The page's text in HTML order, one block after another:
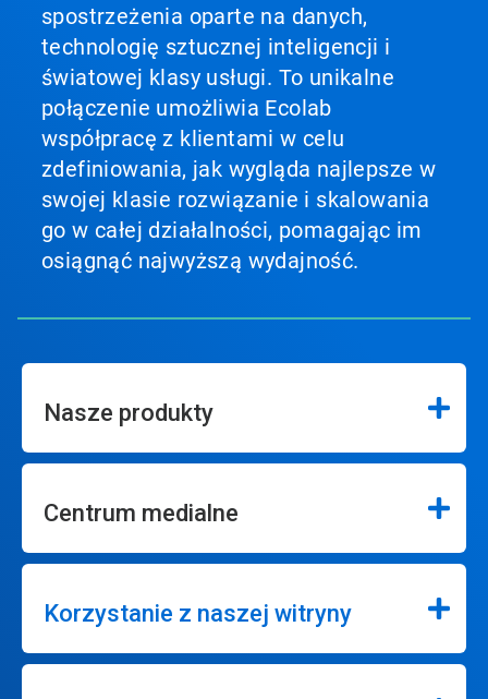
spostrzeżenia oparte na danych,
technologię sztucznej inteligencji i
światowej klasy usługi. To unikalne
połączenie umożliwia Ecolab
współpracę z klientami w celu
zdefiniowania, jak wygląda najlepsze w
swojej klasie rozwiązanie i skalowania
go w całej działalności, pomagając im
osiągnąć najwyższą wydajność.
Nasze produkty
Centrum medialne
Korzystanie z naszej witryny